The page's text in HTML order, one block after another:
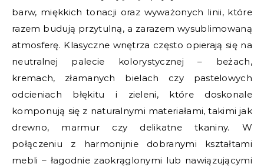
barw, miękkich tonacji oraz wyważonych linii, które
razem budują przytulną, a zarazem wysublimowaną
atmosferę. Klasyczne wnętrza często opierają się na
neutralnej palecie kolorystycznej – beżach,
kremach, złamanych bielach czy pastelowych
odcieniach błękitu i zieleni, które doskonale
komponują się z naturalnymi materiałami, takimi jak
drewno, marmur czy delikatne tkaniny. W
połączeniu z harmonijnie dobranymi kształtami
mebli – łagodnie zaokrąglonymi lub nawiązującymi